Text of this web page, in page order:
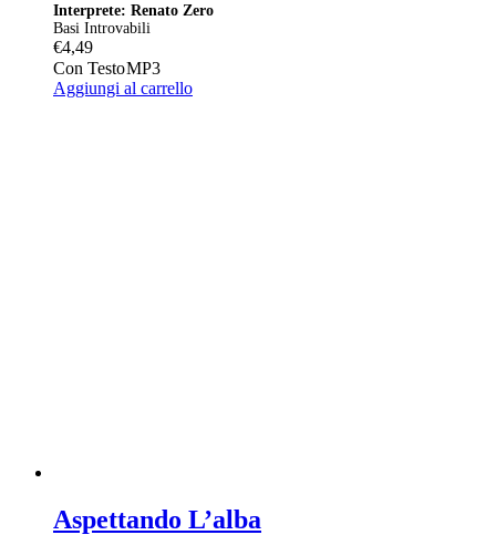
Interprete: Renato Zero
Basi Introvabili
€4,49
Con TestoMP3
Aggiungi al carrello
Aspettando L’alba